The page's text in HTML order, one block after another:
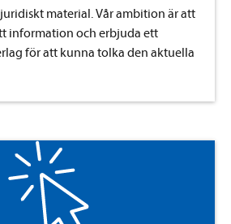
material. Vår ambition är att
information och erbjuda ett
för att kunna tolka den aktuella